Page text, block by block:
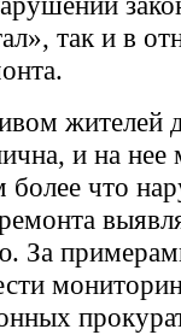
так и в
жителей
и на
более что
За